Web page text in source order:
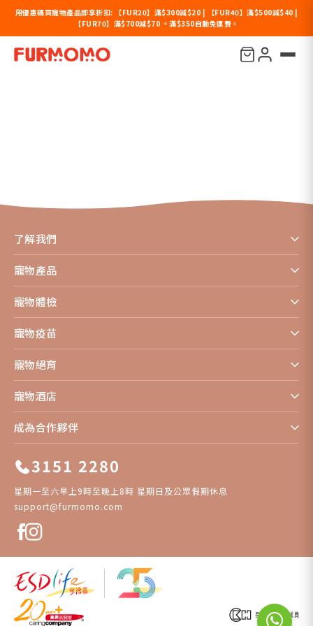
用優惠碼買寵物產品即享折扣: 【FUR20】滿$300減$20 | 【FUR40】滿$500減$40 |
【FUR70】滿$700減$70 。滿$350自動免運費。
Prebican
了解我們
寵物產品
寵物體檢
寵物疫苗
寵物絕育
寵物酒店
成為合作夥伴
3151 2280
星期一至六早上9時至晚上8時 星期日及公眾假期休息
support@furmomo.com